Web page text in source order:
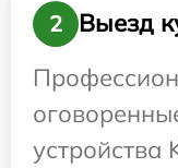
2
Выезд
устройства